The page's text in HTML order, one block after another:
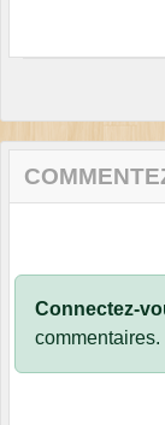
Connectez-
commentaires.